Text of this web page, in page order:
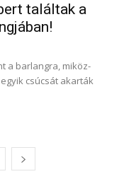
ta­lál­tak a
a bar­langra, mi­köz­
csú­csát akar­ták